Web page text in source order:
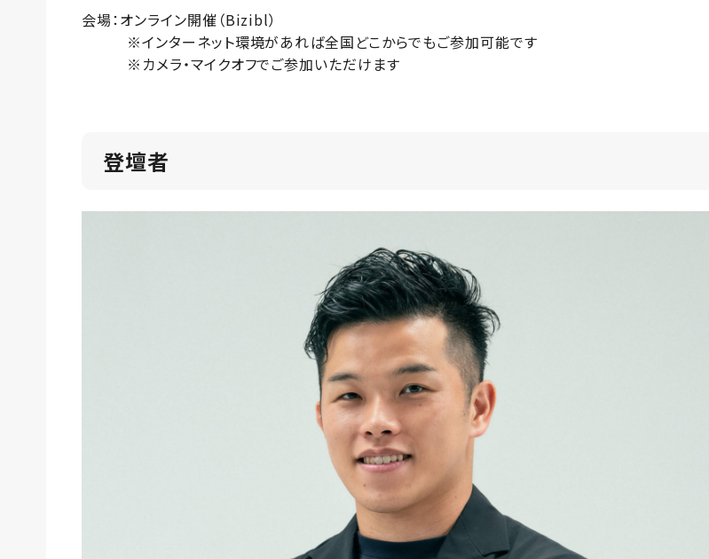
会場：オンライン開催（Bizibl）
※インターネット環境があれば全国どこからでもご参加可能です
※カメラ・マイクオフでご参加いただけます
登壇者